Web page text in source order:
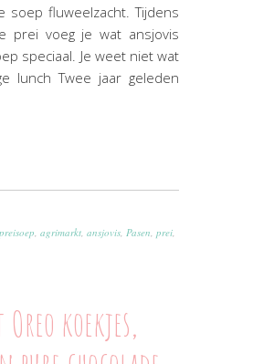
fluweelzacht. Tijdens
prei voeg je wat ansjovis
speciaal. Je weet niet wat
lunch Twee jaar geleden
agrimarkt, ansjovis, Pasen prei,
koekjes,